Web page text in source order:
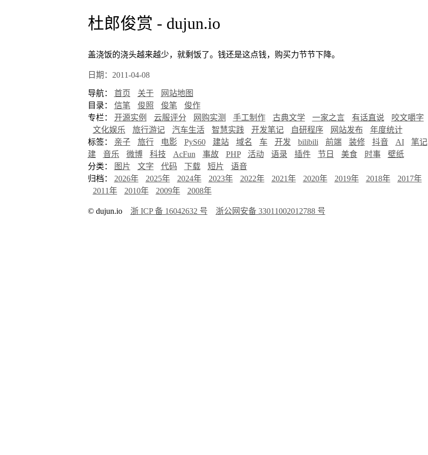
杜郎俊赏 - dujun.io
盖浇饭的浇头越来越少，就剩饭了。钱还是这点钱，购买力节节下降。
日期：2011-04-08
导航： 首页 关于
网站地图
目录： 信笔 俊照 俊笔
俊作
专栏： 开源实例 云服评分 网购实测 手工制作 古典文学 一家之言 有话直说 咬文嚼字
文化娱乐
旅行游记 汽车生活 智慧实践 开发笔记 自研程序 网站发布
年度统计
标签： 亲子 旅行 电影 PyS60 建站 域名 车 开发 bilibili 前端 装修 抖音 AI 笔记
建
音乐 微博 科技 AcFun 事故 PHP 活动 语录 插件 节日 美食 时事
壁纸
分类：
图片 文字 代码 下载 短片
语音
归档： 2026年 2025年 2024年 2023年 2022年 2021年 2020年 2019年 2018年 2017年
2011年
2010年 2009年 2008年
© dujun.io 浙 ICP 备 16042632 号 浙公网安备 33011002012788 号